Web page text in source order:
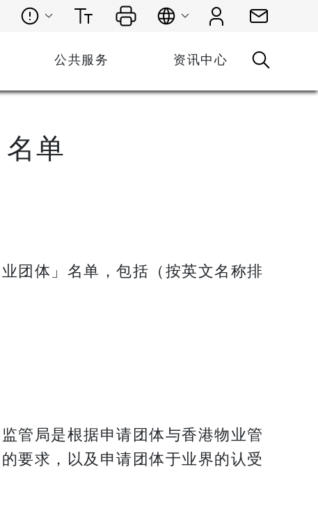
公共服务 资讯中心
单
团体」名单，包括（按英文名称排
管局是根据申请团体与香港物业管
要求，以及申请团体于业界的认受